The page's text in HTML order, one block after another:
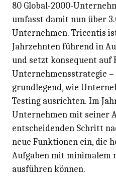
80 Global-2000-
umfasst damit nun über
Unternehmen. Tricentis
Jahrzehnten führend in
und setzt konsequent auf
Unternehmensstrategie
grundlegend, wie
Testing ausrichten. Im
Unternehmen mit seiner
entscheidenden Schritt
neue Funktionen ein, die
Aufgaben mit minimalem
ausführen können.